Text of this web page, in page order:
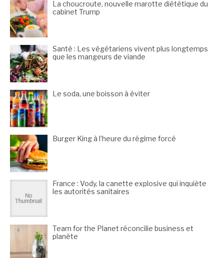
La choucroute, nouvelle marotte diététique du
cabinet Trump
Santé : Les végétariens vivent plus longtemps
que les mangeurs de viande
Le soda, une boisson à éviter
Burger King à l’heure du régime forcé
France : Vody, la canette explosive qui inquiète
les autorités sanitaires
Team for the Planet réconcilie business et
planète